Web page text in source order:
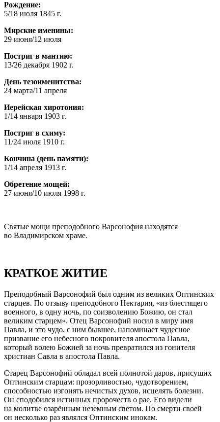
Рождение:
5/18 июля 1845 г.
Мирские именины:
29 июня/12 июля
Постриг в мантию:
13/26 декабря 1902 г.
День тезоименитства:
24 марта/11 апреля
Иерейская хиротония:
1/14 января 1903 г.
Постриг в схиму:
11/24 июля 1910 г.
Кончина (день памяти):
1/14 апреля 1913 г.
Обретение мощей:
27 июня/10 июля 1998 г.
Святые мощи преподобного Варсонофия находятся
во Владимирском храме.
КРАТКОЕ ЖИТИЕ
Преподобный Варсонофий был одним из великих Оптинских
старцев. По отзыву преподобного Нектария, «из блестящего
военного, в одну ночь, по соизволению Божию, он стал
великим старцем». Отец Варсонофий носил в миру имя
Павла, и это чудо, с ним бывшее, напоминает чудесное
призвание его небесного покровителя апостола Павла,
который волею Божией за ночь превратился из гонителя
христиан Савла в апостола Павла.
Старец Варсонофий обладал всей полнотой даров, присущих
Оптинским старцам: прозорливостью, чудотворением,
способностью изгонять нечистых духов, исцелять болезни.
Он сподобился истинных пророчеств о рае. Его видели
на молитве озарённым неземным светом. По смерти своей
он несколько раз являлся Оптинским инокам.